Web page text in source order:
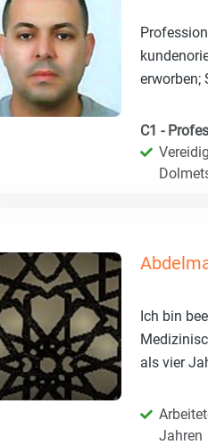
erworben;
C1 -
Ich bin
als vier
Jahren